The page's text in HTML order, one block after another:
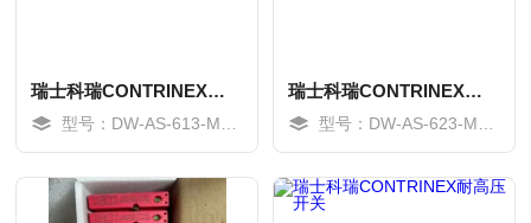
瑞士科瑞CONTRINEX工业传感器
型号：DW-AS-613-M30-002
瑞士科瑞CONTRINEX工业感应接近传感器
型号：DW-AS-623-M8-001